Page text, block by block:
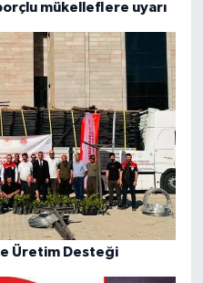
mükelleflere uyarı
Üretim Desteği